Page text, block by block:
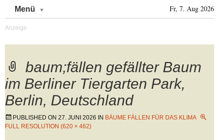
Menü Fr, 7. Aug 2026
baum;fällen gefällter Baum
im Berliner Tiergarten Park,
Berlin, Deutschland
PUBLISHED ON 27. JUNI 2026 IN BÄUME FÄLLEN FÜR DAS KLIMA
FULL RESOLUTION (620 × 462)